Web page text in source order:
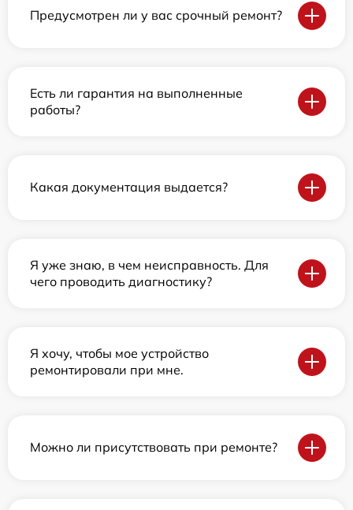
Предусмотрен ли у вас срочный ремонт?
Есть ли гарантия на выполненные
работы?
Какая документация выдается?
Я уже знаю, в чем неисправность. Для
чего проводить диагностику?
Я хочу, чтобы мое устройство
ремонтировали при мне.
Можно ли присутствовать при ремонте?